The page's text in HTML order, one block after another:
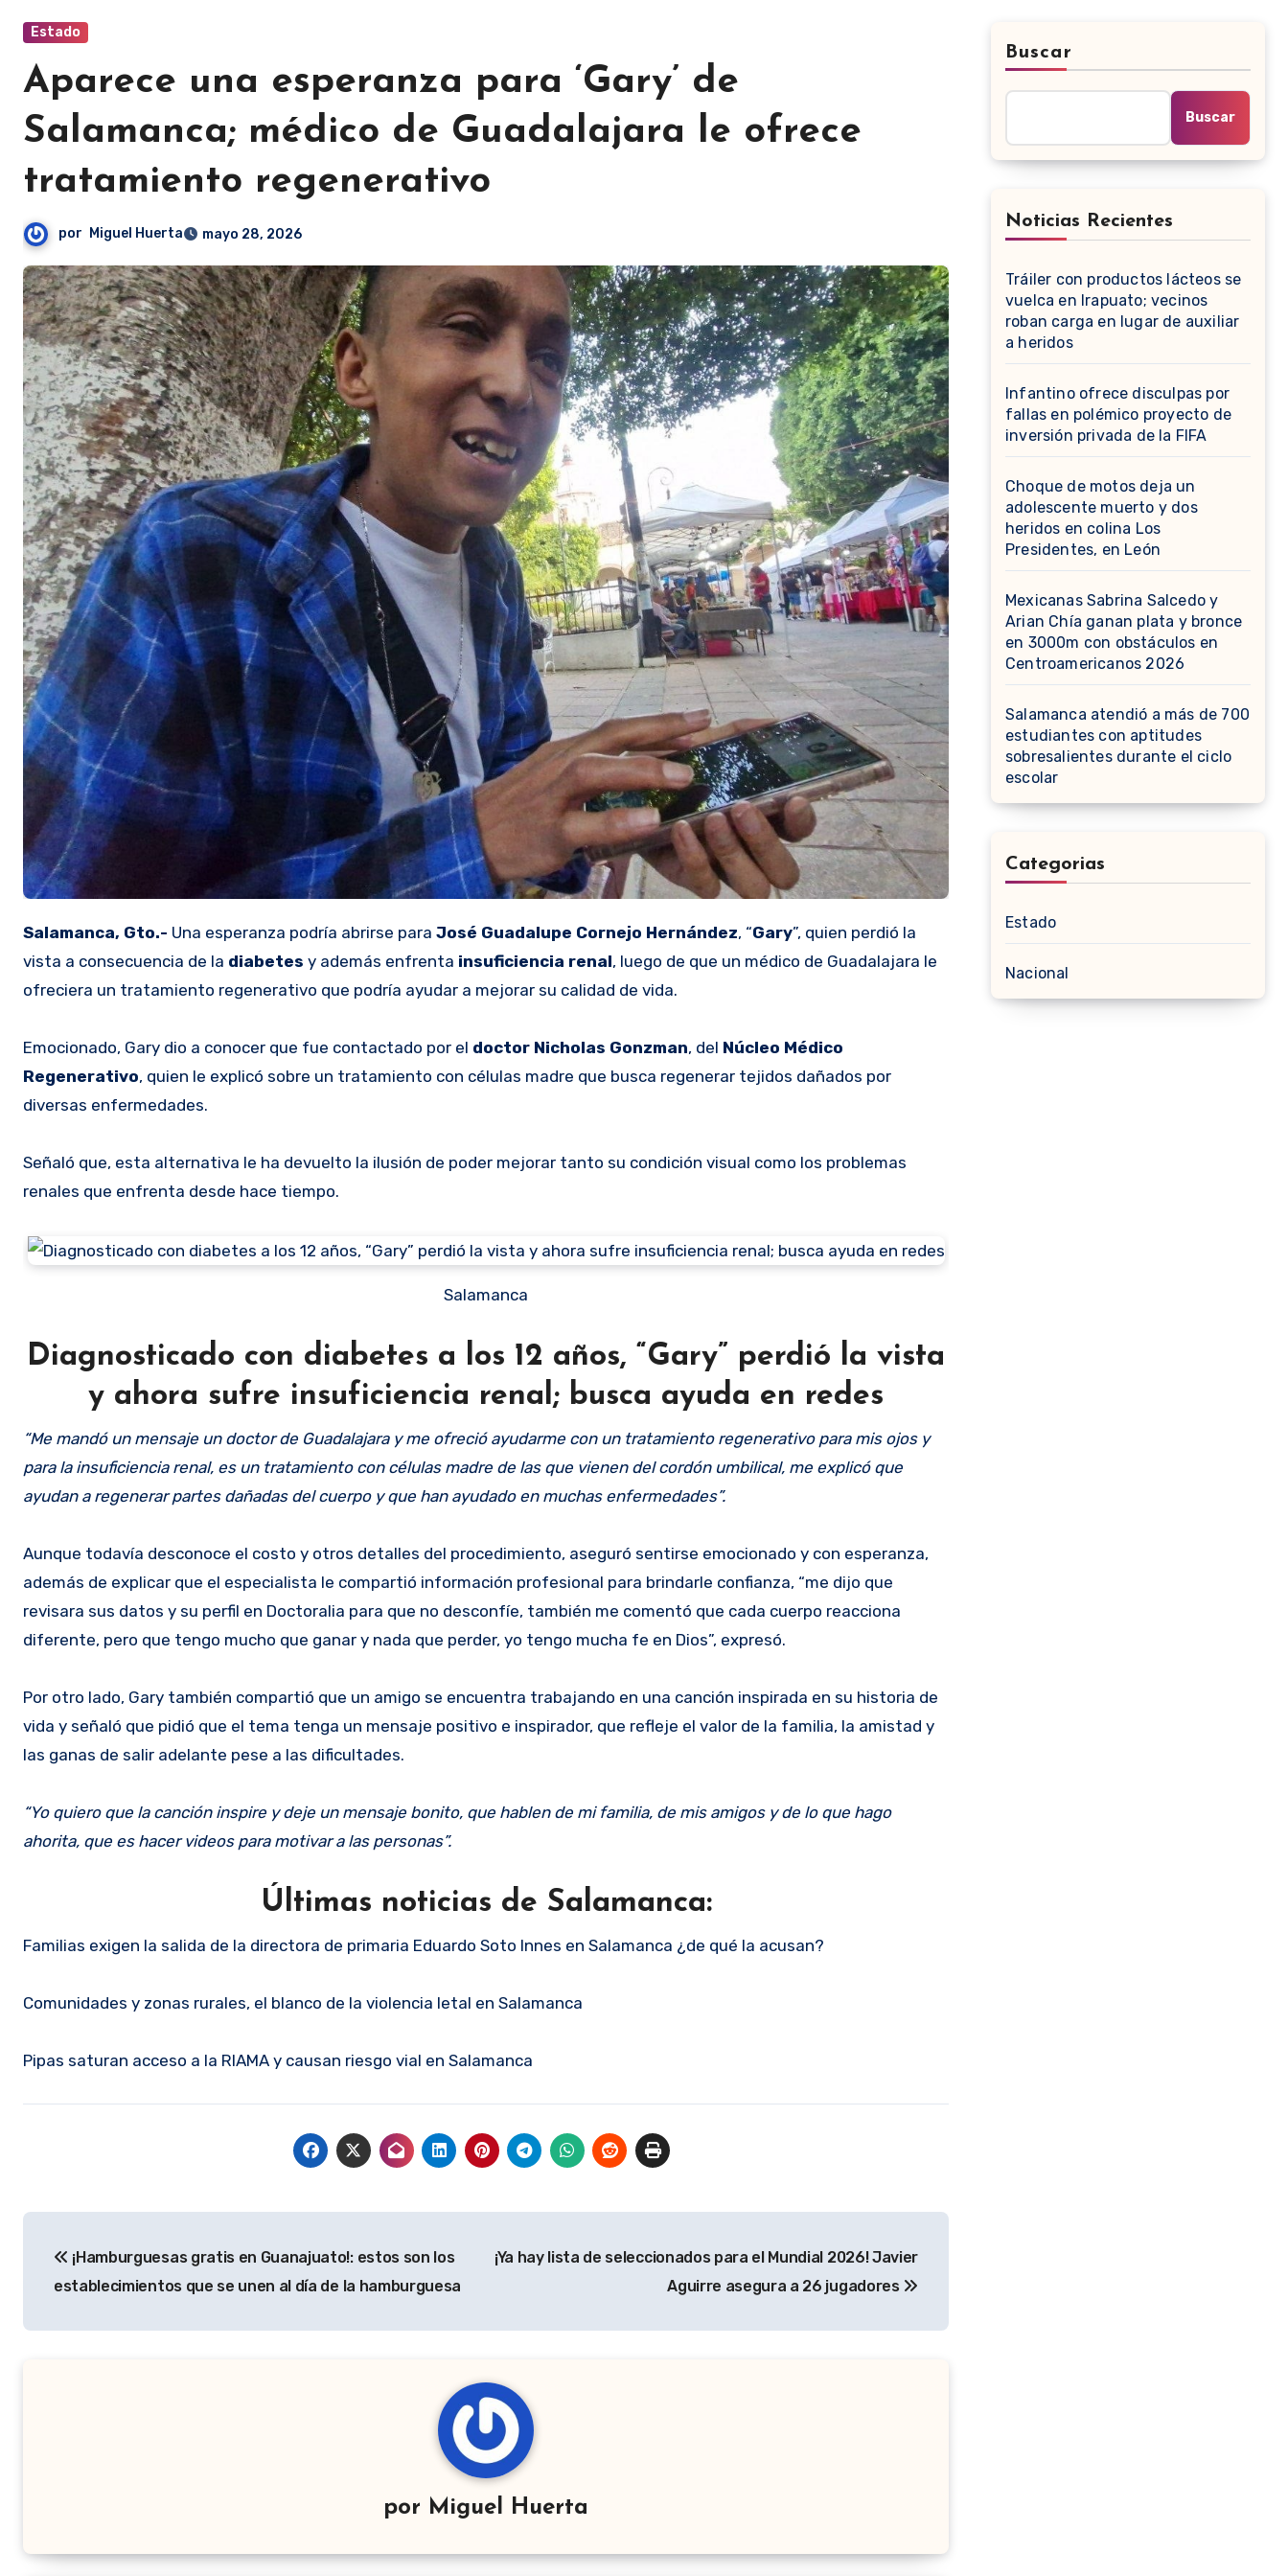
Estado
Aparece una esperanza para ‘Gary’ de
Salamanca; médico de Guadalajara le ofrece
tratamiento regenerativo
por Miguel Huerta mayo 28, 2026
Salamanca, Gto.- Una esperanza podría abrirse para José Guadalupe Cornejo Hernández, “Gary”, quien perdió la
vista a consecuencia de la diabetes y además enfrenta insuficiencia renal, luego de que un médico de Guadalajara le
ofreciera un tratamiento regenerativo que podría ayudar a mejorar su calidad de vida.
Emocionado, Gary dio a conocer que fue contactado por el doctor Nicholas Gonzman, del Núcleo Médico
Regenerativo, quien le explicó sobre un tratamiento con células madre que busca regenerar tejidos dañados por
diversas enfermedades.
Señaló que, esta alternativa le ha devuelto la ilusión de poder mejorar tanto su condición visual como los problemas
renales que enfrenta desde hace tiempo.
Salamanca
Diagnosticado con diabetes a los 12 años, “Gary” perdió la vista
y ahora sufre insuficiencia renal; busca ayuda en redes
“Me mandó un mensaje un doctor de Guadalajara y me ofreció ayudarme con un tratamiento regenerativo para mis ojos y
para la insuficiencia renal, es un tratamiento con células madre de las que vienen del cordón umbilical, me explicó que
ayudan a regenerar partes dañadas del cuerpo y que han ayudado en muchas enfermedades”.
Aunque todavía desconoce el costo y otros detalles del procedimiento, aseguró sentirse emocionado y con esperanza,
además de explicar que el especialista le compartió información profesional para brindarle confianza, “me dijo que
revisara sus datos y su perfil en Doctoralia para que no desconfíe, también me comentó que cada cuerpo reacciona
diferente, pero que tengo mucho que ganar y nada que perder, yo tengo mucha fe en Dios”, expresó.
Por otro lado, Gary también compartió que un amigo se encuentra trabajando en una canción inspirada en su historia de
vida y señaló que pidió que el tema tenga un mensaje positivo e inspirador, que refleje el valor de la familia, la amistad y
las ganas de salir adelante pese a las dificultades.
“Yo quiero que la canción inspire y deje un mensaje bonito, que hablen de mi familia, de mis amigos y de lo que hago
ahorita, que es hacer videos para motivar a las personas”.
Últimas noticias de Salamanca:
Familias exigen la salida de la directora de primaria Eduardo Soto Innes en Salamanca ¿de qué la acusan?
Comunidades y zonas rurales, el blanco de la violencia letal en Salamanca
Pipas saturan acceso a la RIAMA y causan riesgo vial en Salamanca
de
¡Hamburguesas gratis en Guanajuato!: estos son los
establecimientos que se unen al día de la hamburguesa
¡Ya hay lista de seleccionados para el Mundial 2026! Javier
Aguirre asegura a 26 jugadores
por Miguel Huerta
Buscar
Buscar
Noticias Recientes
Tráiler con productos lácteos se
vuelca en Irapuato; vecinos
roban carga en lugar de auxiliar
a heridos
Infantino ofrece disculpas por
fallas en polémico proyecto de
inversión privada de la FIFA
Choque de motos deja un
adolescente muerto y dos
heridos en colina Los
Presidentes, en León
Mexicanas Sabrina Salcedo y
Arian Chía ganan plata y bronce
en 3000m con obstáculos en
Centroamericanos 2026
Salamanca atendió a más de 700
estudiantes con aptitudes
sobresalientes durante el ciclo
escolar
Categorias
Estado
Nacional